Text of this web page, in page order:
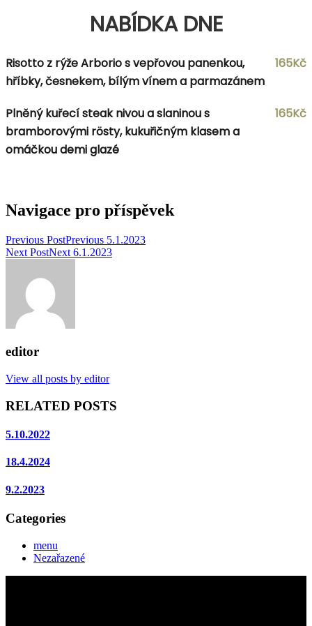
NABÍDKA DNE
Risotto z rýže Arborio s vepřovou panenkou,
hříbky, česnekem, bílým vínem a parmazánem
165Kč
Plněný kuřecí steak nivou a slaninou s
bramborovými rösty, kukuřičným klasem a
omáčkou demi glazé
165Kč
Navigace pro příspěvek
Previous PostPrevious 5.1.2023
Next PostNext 6.1.2023
editor
View all posts by editor
RELATED POSTS
5.10.2022
18.4.2024
9.2.2023
Categories
menu
Nezařazené